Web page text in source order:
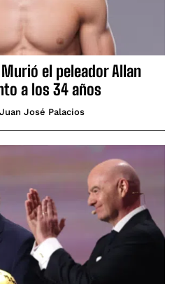
Murió el peleador Allan
a los 34 años
Juan José Palacios